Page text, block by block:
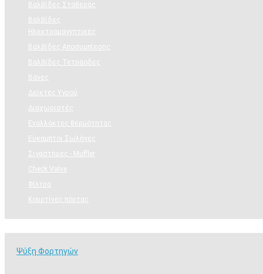
Βαλβίδες Σταθεράς
Βαλβίδες
Ηλεκτρομαγνητικές
Βαλβίδες Αποσυμπίεσης
Βαλβίδες Τετράοδες
Βάνες
Δείκτες Υγρού
Διαχωριστές
Εναλλάκτες θερμότητας
Εύκαμπτοι Σωλήνες
Σιγαστήρες - Muffler
Check Valve
Φίλτρα
Κουρτίνες πόρτας
Ψύξη Φορτηγών